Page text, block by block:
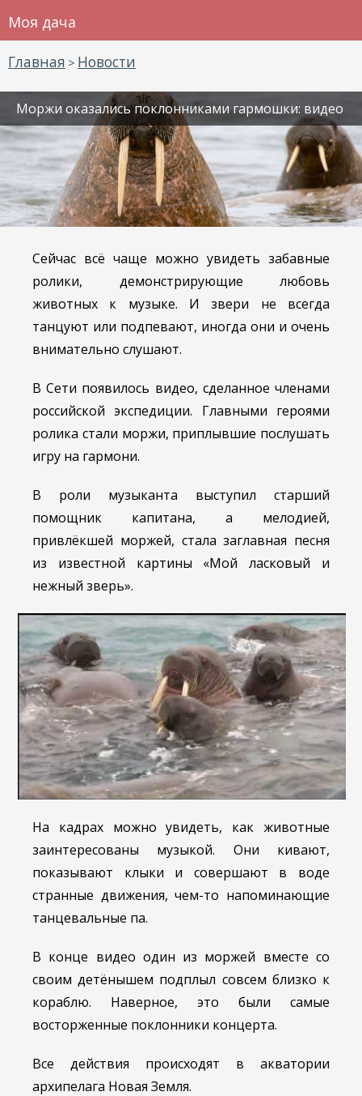
Моя дача
Главная > Новости
Моржи оказались поклонниками гармошки: видео
Сейчас всё чаще можно увидеть забавные
ролики, демонстрирующие любовь
животных к музыке. И звери не всегда
танцуют или подпевают, иногда они и очень
внимательно слушают.
В Сети появилось видео, сделанное членами
российской экспедиции. Главными героями
ролика стали моржи, приплывшие послушать
игру на гармони.
В роли музыканта выступил старший
помощник капитана, а мелодией,
привлёкшей моржей, стала заглавная песня
из известной картины «Мой ласковый и
нежный зверь».
На кадрах можно увидеть, как животные
заинтересованы музыкой. Они кивают,
показывают клыки и совершают в воде
странные движения, чем-то напоминающие
танцевальные па.
В конце видео один из моржей вместе со
своим детёнышем подплыл совсем близко к
кораблю. Наверное, это были самые
восторженные поклонники концерта.
Все действия происходят в акватории
архипелага Новая Земля.